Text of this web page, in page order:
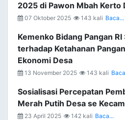
2025 di Pawon Mbah Kerto
07 Oktober 2025 143 kali Baca...
Kemenko Bidang Pangan
terhadap Ketahanan
Ekonomi Desa
13 November 2025 143 kali
Sosialisasi Percepatan
Merah Putih Desa se
23 April 2025 142 kali Baca...